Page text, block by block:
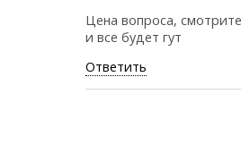
Цена вопроса,
и все будет гут
Ответить